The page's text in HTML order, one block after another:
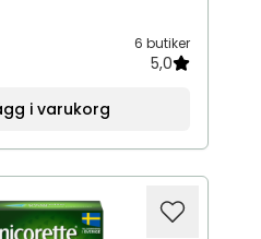
6 butiker
5,0
i varukorg